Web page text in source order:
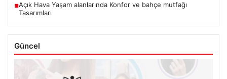
■Açık Hava Yaşam alanlarında Konfor ve bahçe mutfağı
Tasarımları
Güncel